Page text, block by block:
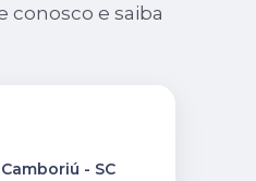
conosco e saiba
Camboriú - SC